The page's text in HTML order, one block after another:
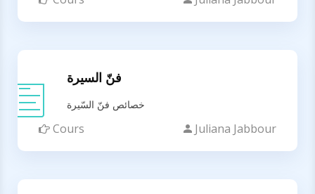
فنّ السيرة
خصائص فنّ السّيرة
Cours Juliana Jabbour